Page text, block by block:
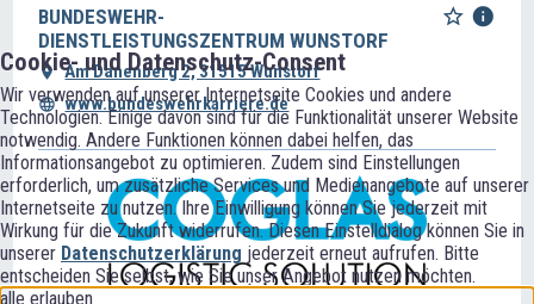
Cookie- und Datenschutz-Consent
Wir verwenden auf unserer Internetseite Cookies und andere
Technologien. Einige davon sind für die Funktionalität unserer Website
notwendig. Andere Funktionen können dabei helfen, das
Informationsangebot zu optimieren. Zudem sind Einstellungen
erforderlich, um zusätzliche Services und Medienangebote auf unserer
Internetseite zu nutzen. Ihre Einwilligung können Sie jederzeit mit
Wirkung für die Zukunft widerrufen. Diesen Einstelldialog können Sie in
unserer Datenschutzerklärung jederzeit erneut aufrufen. Bitte
entscheiden Sie selbst, wie Sie unser Angebot nutzen möchten.
alle erlauben
BUNDESWEHR-
DIENSTLEISTUNGSZENTRUM WUNSTORF
Am Dänenberg 2, 31515 Wunstorf
www.bundeswehrkarriere.de